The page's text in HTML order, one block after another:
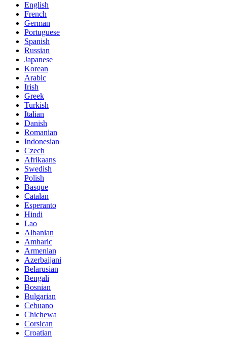
English
French
German
Portuguese
Spanish
Russian
Japanese
Korean
Arabic
Irish
Greek
Turkish
Italian
Danish
Romanian
Indonesian
Czech
Afrikaans
Swedish
Polish
Basque
Catalan
Esperanto
Hindi
Lao
Albanian
Amharic
Armenian
Azerbaijani
Belarusian
Bengali
Bosnian
Bulgarian
Cebuano
Chichewa
Corsican
Croatian